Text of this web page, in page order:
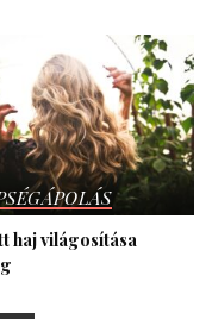
haj világosítása